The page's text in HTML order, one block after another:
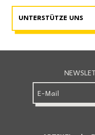
UNTERSTÜTZE UNS